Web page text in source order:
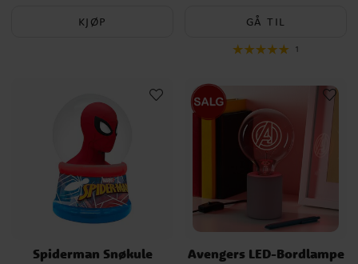
KJØP GÅ TIL
1
Spiderman Snøkule Avengers LED-Bordlampe